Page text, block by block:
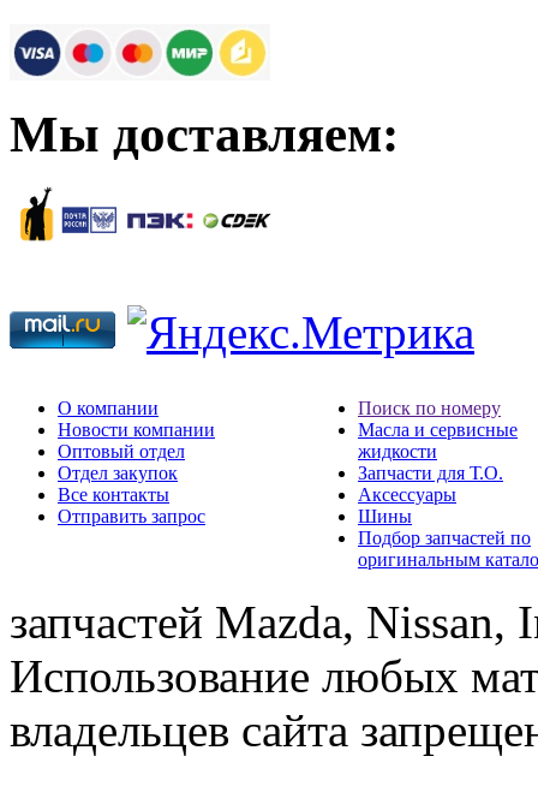
Мы доставляем:
О компании
Новости компании
Оптовый отдел
Отдел закупок
Все контакты
Отправить запрос
Поиск по номеру
Масла и сервисные
жидкости
Запчасти для Т.О.
Аксессуары
Шины
Подбор запчастей по
оригинальным
запчастей Mazda,
Использование любых
владельцев сайта